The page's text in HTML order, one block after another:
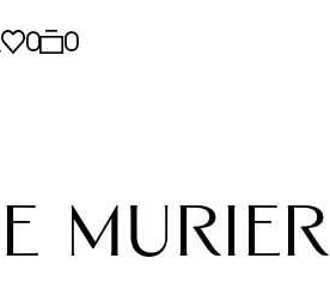
0 0
murier